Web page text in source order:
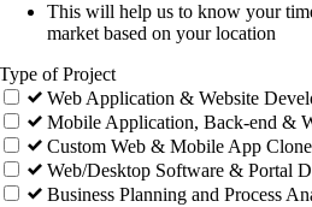
This will help us to know your
market based on your location
Type of Project
Web Application & Website
Mobile Application, Back-end &
Custom Web & Mobile App
Web/Desktop Software & Portal
Business Planning and Process